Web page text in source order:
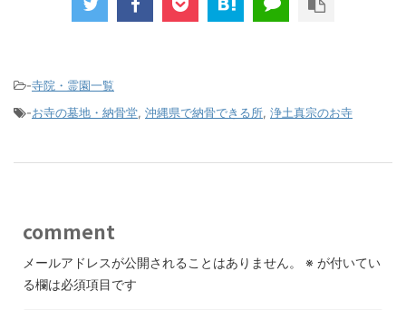
-寺院・霊園一覧
-お寺の墓地・納骨堂, 沖縄県で納骨できる所, 浄土真宗のお寺
comment
メールアドレスが公開されることはありません。 ※ が付いてい
る欄は必須項目です